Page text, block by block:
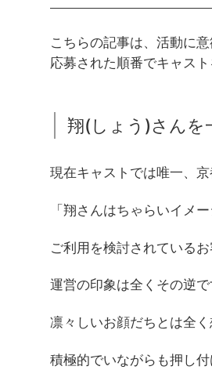
こちらの記事は、活動に
応募された順番でキャス
翔(しょう)さんを
現在キャストでは唯一、京
「翔さんはちゃらいイメ
ご利用を検討されている
運営の印象は全くその逆で
凛々しいお顔だちとは全
積極的でいながらも押し